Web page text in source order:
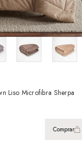
Liso Microfibra Sherpa
Comprar